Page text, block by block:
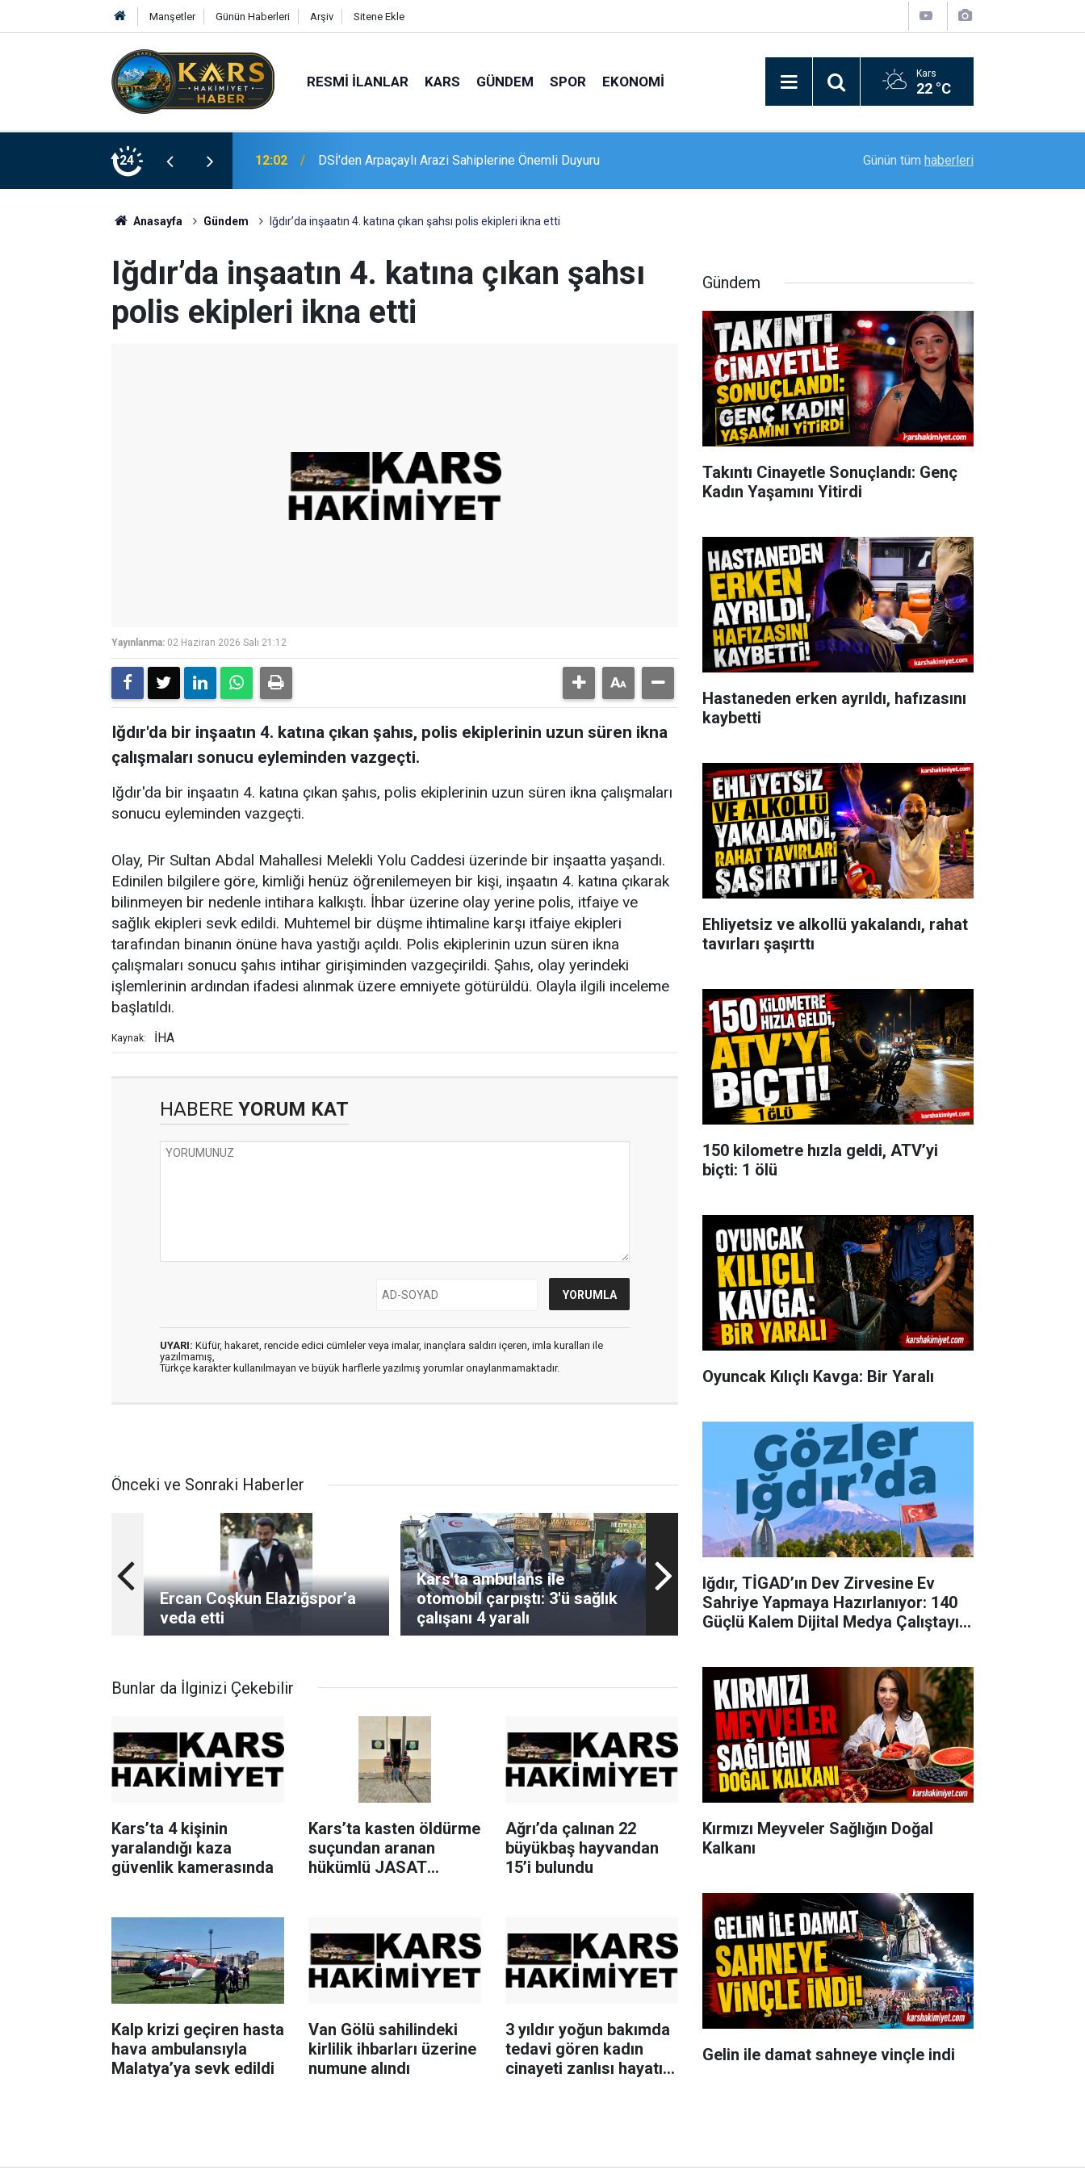
Manşetler Günün Haberleri Arşiv Sitene Ekle
RESMI İLANLAR KARS GÜNDEM SPOR EKONOMI Kars
22 °C
24
11:44
Kars’ta 4 kişinin yaralandığı kaza güvenlik kamerasında Arpaçay'da Yeni Parselasyon Planı Askıya
Günün tüm haberleri
Anasayfa Gündem Iğdır’da inşaatın 4. katına çıkan şahsı polis ekipleri ikna etti
Iğdır’da inşaatın 4. katına çıkan şahsı
polis ekipleri ikna etti
Yayınlanma: 02 Haziran 2026 Salı 21:12
Iğdır'da bir inşaatın 4. katına çıkan şahıs, polis ekiplerinin uzun süren ikna
çalışmaları sonucu eyleminden vazgeçti.
Iğdır'da bir inşaatın 4. katına çıkan şahıs, polis ekiplerinin uzun süren ikna çalışmaları
sonucu eyleminden vazgeçti.
Olay, Pir Sultan Abdal Mahallesi Melekli Yolu Caddesi üzerinde bir inşaatta yaşandı.
Edinilen bilgilere göre, kimliği henüz öğrenilemeyen bir kişi, inşaatın 4. katına çıkarak
bilinmeyen bir nedenle intihara kalkıştı. İhbar üzerine olay yerine polis, itfaiye ve
sağlık ekipleri sevk edildi. Muhtemel bir düşme ihtimaline karşı itfaiye ekipleri
tarafından binanın önüne hava yastığı açıldı. Polis ekiplerinin uzun süren ikna
çalışmaları sonucu şahıs intihar girişiminden vazgeçirildi. Şahıs, olay yerindeki
işlemlerinin ardından ifadesi alınmak üzere emniyete götürüldü. Olayla ilgili inceleme
başlatıldı.
Kaynak: İHA
HABERE YORUM KAT
UYARI: Küfür, hakaret, rencide edici cümleler veya imalar, inançlara saldırı içeren, imla kuralları ile
yazılmamış,
Türkçe karakter kullanılmayan ve büyük harflerle yazılmış yorumlar onaylanmamaktadır.
Önceki ve Sonraki Haberler
Ercan Coşkun Elazığspor’a
veda etti
Kars'ta ambulans ile
otomobil çarpıştı: 3'ü sağlık
çalışanı 4 yaralı
Bunlar da İlginizi Çekebilir
Kars’ta 4 kişinin
yaralandığı kaza
güvenlik kamerasında
Kars’ta kasten öldürme
suçundan aranan
hükümlü JASAT
Ağrı’da çalınan 22
büyükbaş hayvandan
15’i bulundu
Kalp krizi geçiren hasta
hava ambulansıyla
Malatya’ya sevk edildi
Van Gölü sahilindeki
kirlilik ihbarları üzerine
numune alındı
3 yıldır yoğun bakımda
tedavi gören kadın
cinayeti zanlısı hayatını
Gündem
Takıntı Cinayetle Sonuçlandı: Genç
Kadın Yaşamını Yitirdi
Hastaneden erken ayrıldı, hafızasını
kaybetti
Ehliyetsiz ve alkollü yakalandı, rahat
tavırları şaşırttı
150 kilometre hızla geldi, ATV’yi
biçti: 1 ölü
Oyuncak Kılıçlı Kavga: Bir Yaralı
Iğdır, TİGAD’ın Dev Zirvesine Ev
Sahriye Yapmaya Hazırlanıyor: 140
Güçlü Kalem Dijital Medya Çalıştayı
Kırmızı Meyveler Sağlığın Doğal
Kalkanı
Gelin ile damat sahneye vinçle indi